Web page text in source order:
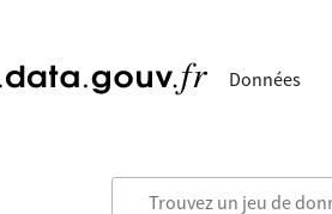
Données